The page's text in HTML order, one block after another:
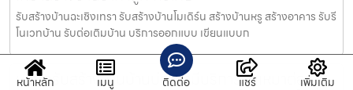
รับสร้างบ้านฉะเชิงเทรา รับสร้างบ้านโมเดิร์น สร้างบ้านหรู สร้างอาคาร รับรี
โนเวทบ้าน รับต่อเติมบ้าน บริการออกแบบ เขียนแบบก
บริษัทรับสร้างบ้านบ้านบ่อ เรามีบริการรับเหมาต่อเติม
หน้าหลัก เมนู ติดต่อ แชร์ เพิ่มเติม